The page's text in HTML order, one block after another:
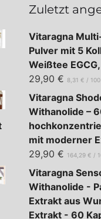
Zuletzt
Vitaragna
Pulver mit 5
Weißtee
29,90 € 8,31 € / 100
Vitaragna
Withanolide –
mit moderner
29,90 € 164,29 € /
Vitaragna
Withanolide -
Extrakt aus
Extrakt - 60